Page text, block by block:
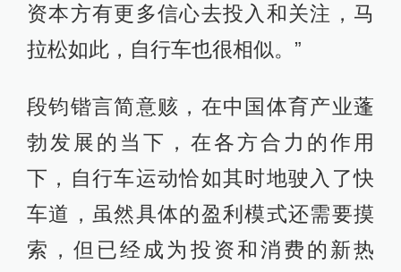
资本方有更多信心去投入和关注，马
拉松如此，自行车也很相似。”
段钧锴言简意赅，在中国体育产业蓬
勃发展的当下，在各方合力的作用
下，自行车运动恰如其时地驶入了快
车道，虽然具体的盈利模式还需要摸
索，但已经成为投资和消费的新热